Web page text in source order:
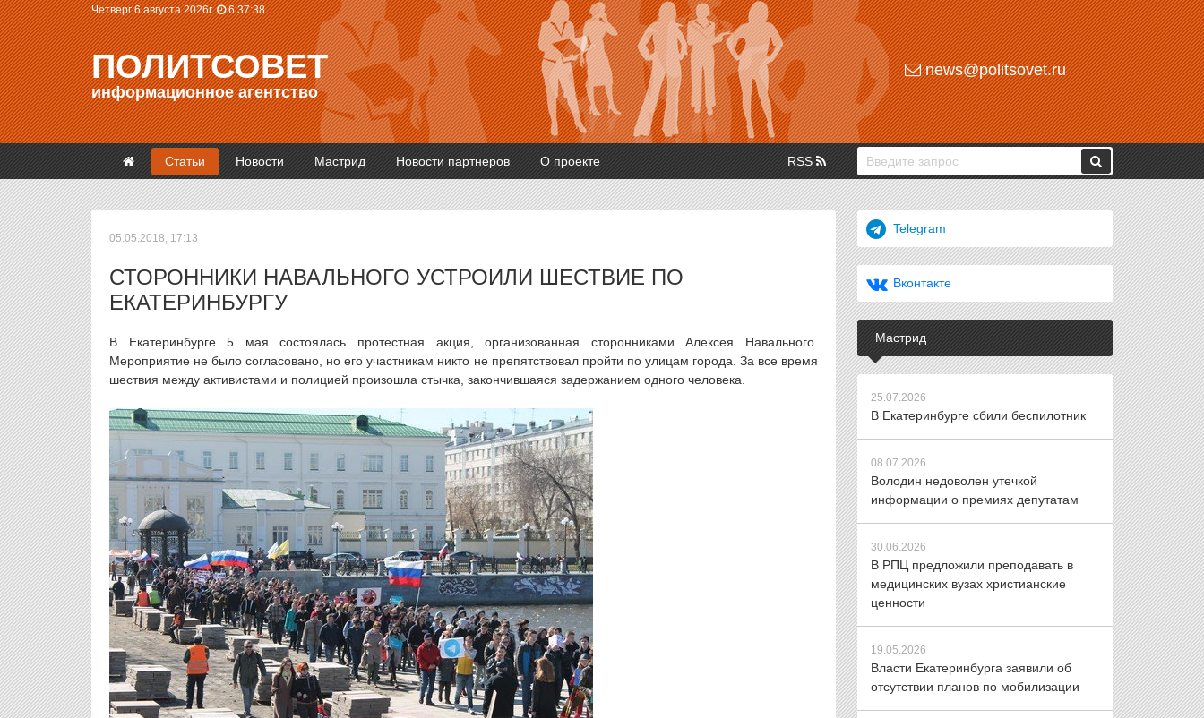
Четверг 6 августа 2026г. 6:37:39
ПОЛИТСОВЕТ
информационное агентство
news@politsovet.ru
Статьи Новости Мастрид Новости партнеров О проекте RSS
05.05.2018, 17:13
СТОРОННИКИ НАВАЛЬНОГО УСТРОИЛИ ШЕСТВИЕ ПО
ЕКАТЕРИНБУРГУ
В Екатеринбурге 5 мая состоялась протестная акция, организованная сторонниками Алексея Навального.
Мероприятие не было согласовано, но его участникам никто не препятствовал пройти по улицам города. За все время
шествия между активистами и полицией произошла стычка, закончившаяся задержанием одного человека.
Telegram
Вконтакте
Мастрид
25.07.2026
В Екатеринбурге сбили беспилотник
08.07.2026
Володин недоволен утечкой
информации о премиях депутатам
30.06.2026
В РПЦ предложили преподавать в
медицинских вузах христианские
ценности
19.05.2026
Власти Екатеринбурга заявили об
отсутствии планов по мобилизации